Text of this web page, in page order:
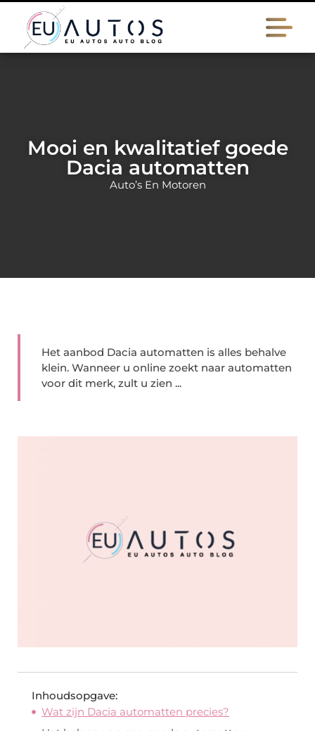
Mooi en kwalitatief goede
Dacia automatten
Auto’s En Motoren
Het aanbod Dacia automatten is alles behalve
klein. Wanneer u online zoekt naar automatten
voor dit merk, zult u zien ...
Inhoudsopgave:
Wat zijn Dacia automatten precies?